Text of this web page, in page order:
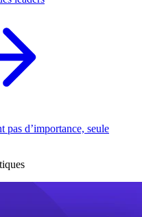
pas d’importance, seule